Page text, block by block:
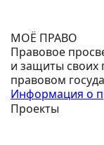
МОЁ ПРАВО
Правовое
и защиты своих
правовом
Информация о
Проекты